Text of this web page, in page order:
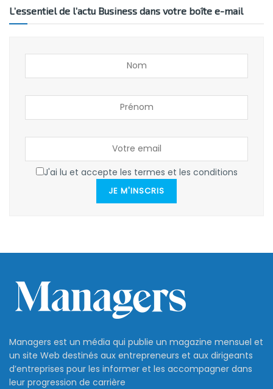
L’essentiel de l’actu Business dans votre boîte e-mail
J'ai lu et accepte les termes et les conditions
JE M'INSCRIS
Managers est un média qui publie un magazine mensuel et
un site Web destinés aux entrepreneurs et aux dirigeants
d’entreprises pour les informer et les accompagner dans
leur progression de carrière